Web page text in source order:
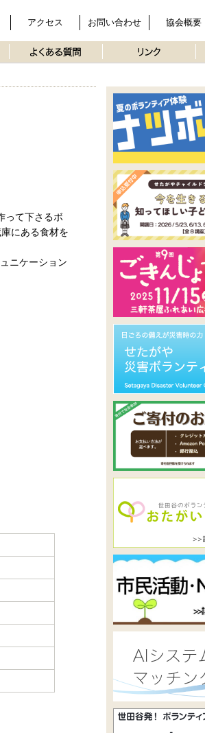
協会概要
お問い合わせ
アクセス
って下さるボ
にある食材を
ニケーション